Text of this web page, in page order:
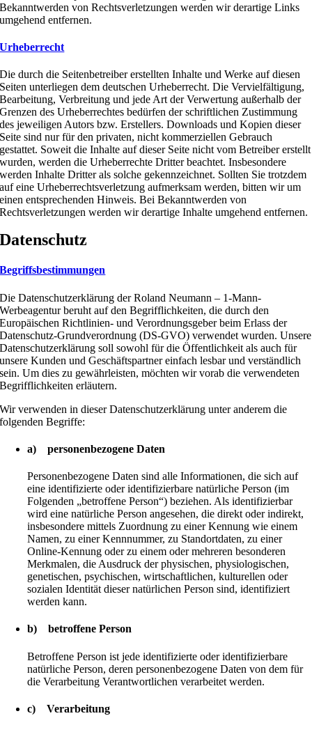
Bekanntwerden von Rechtsverletzungen werden wir derartige Links
umgehend entfernen.
Urheberrecht
Die durch die Seitenbetreiber erstellten Inhalte und Werke auf diesen
Seiten unterliegen dem deutschen Urheberrecht. Die Vervielfältigung,
Bearbeitung, Verbreitung und jede Art der Verwertung außerhalb der
Grenzen des Urheberrechtes bedürfen der schriftlichen Zustimmung
des jeweiligen Autors bzw. Erstellers. Downloads und Kopien dieser
Seite sind nur für den privaten, nicht kommerziellen Gebrauch
gestattet. Soweit die Inhalte auf dieser Seite nicht vom Betreiber erstellt
wurden, werden die Urheberrechte Dritter beachtet. Insbesondere
werden Inhalte Dritter als solche gekennzeichnet. Sollten Sie trotzdem
auf eine Urheberrechtsverletzung aufmerksam werden, bitten wir um
einen entsprechenden Hinweis. Bei Bekanntwerden von
Rechtsverletzungen werden wir derartige Inhalte umgehend entfernen.
Datenschutz
Begriffsbestimmungen
Die Datenschutzerklärung der Roland Neumann – 1-Mann-
Werbeagentur beruht auf den Begrifflichkeiten, die durch den
Europäischen Richtlinien- und Verordnungsgeber beim Erlass der
Datenschutz-Grundverordnung (DS-GVO) verwendet wurden. Unsere
Datenschutzerklärung soll sowohl für die Öffentlichkeit als auch für
unsere Kunden und Geschäftspartner einfach lesbar und verständlich
sein. Um dies zu gewährleisten, möchten wir vorab die verwendeten
Begrifflichkeiten erläutern.
Wir verwenden in dieser Datenschutzerklärung unter anderem die
folgenden Begriffe:
a) personenbezogene Daten
Personenbezogene Daten sind alle Informationen, die sich auf
eine identifizierte oder identifizierbare natürliche Person (im
Folgenden „betroffene Person“) beziehen. Als identifizierbar
wird eine natürliche Person angesehen, die direkt oder indirekt,
insbesondere mittels Zuordnung zu einer Kennung wie einem
Namen, zu einer Kennnummer, zu Standortdaten, zu einer
Online-Kennung oder zu einem oder mehreren besonderen
Merkmalen, die Ausdruck der physischen, physiologischen,
genetischen, psychischen, wirtschaftlichen, kulturellen oder
sozialen Identität dieser natürlichen Person sind, identifiziert
werden kann.
b) betroffene Person
Betroffene Person ist jede identifizierte oder identifizierbare
natürliche Person, deren personenbezogene Daten von dem für
die Verarbeitung Verantwortlichen verarbeitet werden.
c) Verarbeitung